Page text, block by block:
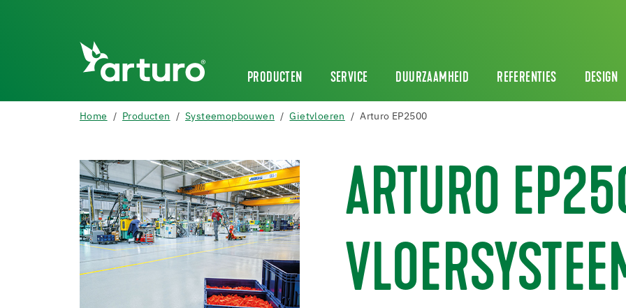
PRODUCTEN SERVICE DUURZAAMHEID REFERENTIES DESIGN
Home Producten Systeemopbouwen Gietvloeren Arturo EP2500
ARTURO